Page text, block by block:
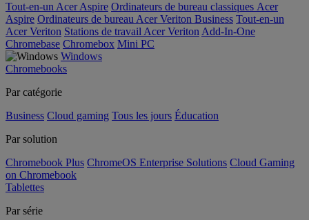
Tout-en-un Acer Aspire Ordinateurs de bureau classiques Acer
Aspire Ordinateurs de bureau Acer Veriton Business Tout-en-un
Acer Veriton Stations de travail Acer Veriton Add-In-One
Chromebase Chromebox Mini PC
Windows
Chromebooks
Par catégorie
Business Cloud gaming Tous les jours Éducation
Par solution
Chromebook Plus ChromeOS Enterprise Solutions Cloud Gaming
on Chromebook
Tablettes
Par série